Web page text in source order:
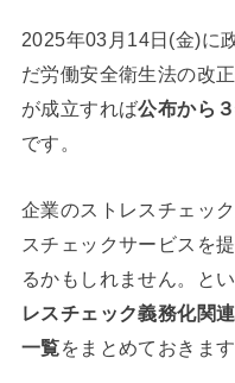
2025年03月14日(金)に
だ労働安全衛生法の改
が成立すれば公布から
です。
企業のストレスチェッ
スチェックサービスを
るかもしれません。と
レスチェック義務化関
一覧をまとめておきます